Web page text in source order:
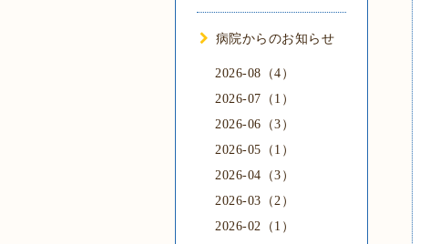
病院からのお知らせ
2026-08（4）
2026-07（1）
2026-06（3）
2026-05（1）
2026-04（3）
2026-03（2）
2026-02（1）